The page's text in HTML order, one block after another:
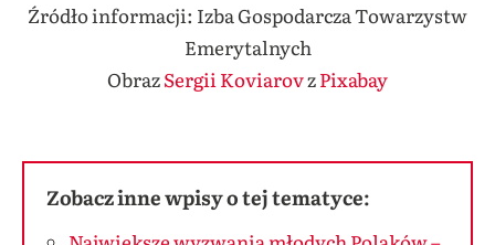
Źródło informacji: Izba Gospodarcza Towarzystw
Emerytalnych
ObrazSergii KoviarovzPixabay
Zobacz inne wpisy o tej tematyce: